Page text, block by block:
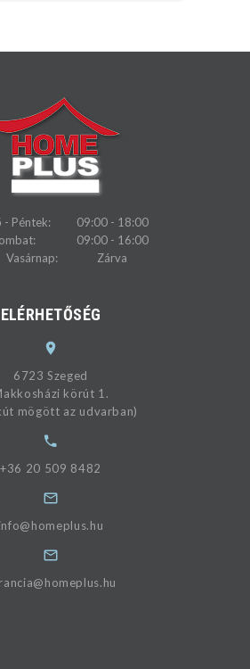
- Péntek:
09:00 - 18:00
09:00 - 16:00
Vasárnap:
Zárva
ELÉRHETŐSÉG
6723 Szeged
körút 1.
mögött az udvarban)
+36 20 509 8482
info@homeplus.hu